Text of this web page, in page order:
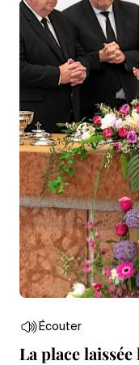
Écouter
La place